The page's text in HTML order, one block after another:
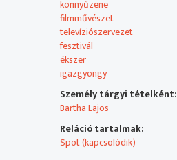
könnyűzene
filmművészet
televíziószervezet
fesztivál
ékszer
igazgyöngy
Személy tárgyi tételként:
Bartha Lajos
Reláció tartalmak:
Spot (kapcsolódik)